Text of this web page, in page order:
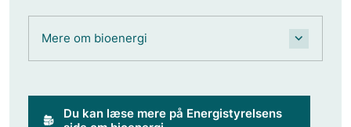
Mere om bioenergi
Du kan læse mere på Energistyrelsens